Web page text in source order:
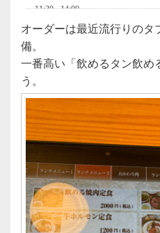
オーダーは最近流行りの
備。
一番高い「飲めるタン飲め
う。